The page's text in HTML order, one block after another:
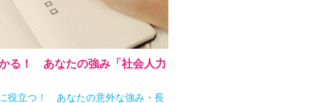
る！ あなたの強み「社会人力
役立つ！ あなたの意外な強み・長